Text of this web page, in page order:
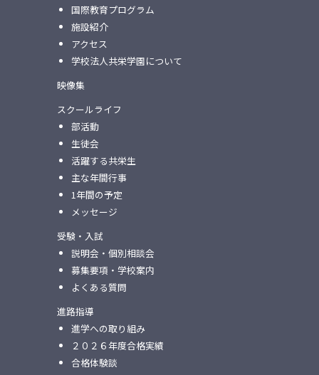
国際教育プログラム
施設紹介
アクセス
学校法人共栄学園について
映像集
スクールライフ
部活動
生徒会
活躍する共栄生
主な年間行事
1年間の予定
メッセージ
受験・入試
説明会・個別相談会
募集要項・学校案内
よくある質問
進路指導
進学への取り組み
２０２６年度合格実績
合格体験談